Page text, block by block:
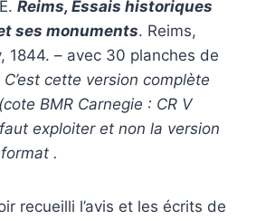
Reims, Essais historiques
ses monuments. Reims,
1844. – avec 30 planches de
C’est cette version complète
BMR Carnegie : CR V
faut exploiter et non la version
.
recueilli l’avis et les écrits de